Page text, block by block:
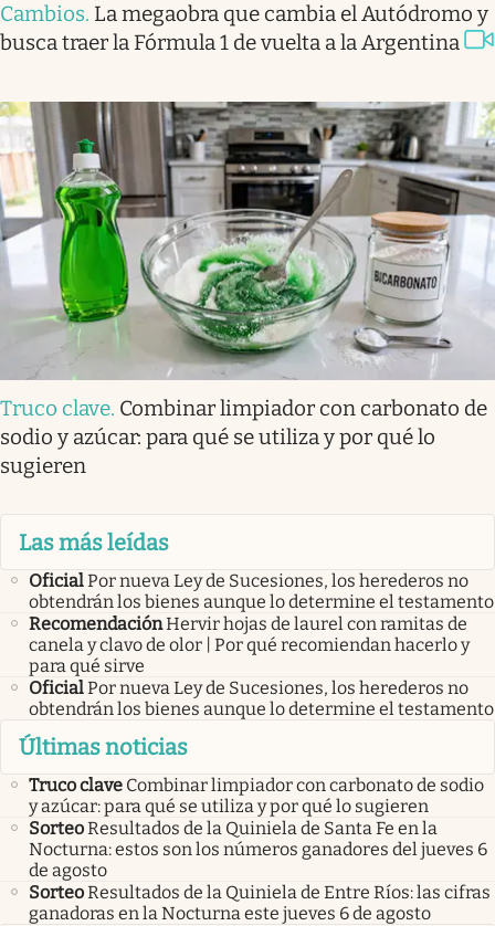
Cambios. La megaobra que cambia el Autódromo y
busca traer la Fórmula 1 de vuelta a la Argentina
Truco clave. Combinar limpiador con carbonato de
sodio y azúcar: para qué se utiliza y por qué lo
sugieren
Las más leídas
OficialPor nueva Ley de Sucesiones, los herederos no
obtendrán los bienes aunque lo determine el testamento
RecomendaciónHervir hojas de laurel con ramitas de
canela y clavo de olor | Por qué recomiendan hacerlo y
para qué sirve
OficialPor nueva Ley de Sucesiones, los herederos no
obtendrán los bienes aunque lo determine el testamento
Últimas noticias
Truco clave Combinar limpiador con carbonato de sodio
y azúcar: para qué se utiliza y por qué lo sugieren
SorteoResultados de la Quiniela de Santa Fe en la
Nocturna: estos son los números ganadores del jueves 6
de agosto
SorteoResultados de la Quiniela de Entre Ríos: las cifras
ganadoras en la Nocturna este jueves 6 de agosto